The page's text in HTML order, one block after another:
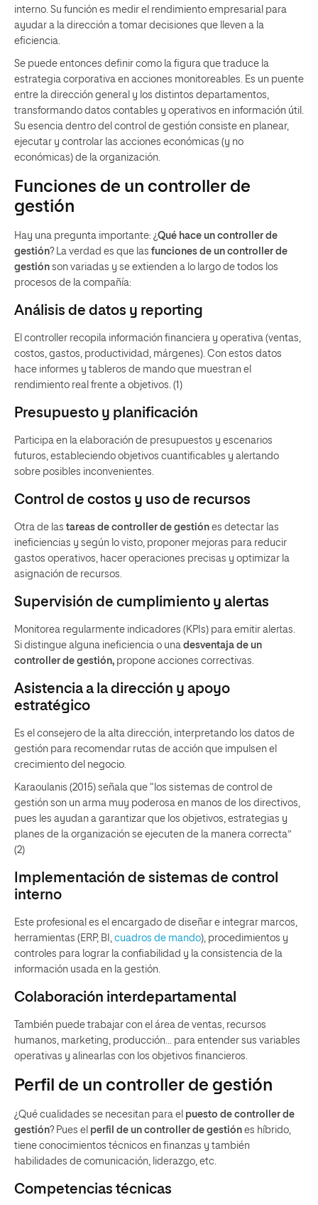
interno. Su función es medir el rendimiento empresarial para
ayudar a la dirección a tomar decisiones que lleven a la
eficiencia.
Se puede entonces definir como la figura que traduce la
estrategia corporativa en acciones monitoreables. Es un puente
entre la dirección general y los distintos departamentos,
transformando datos contables y operativos en información útil.
Su esencia dentro del control de gestión consiste en planear,
ejecutar y controlar las acciones económicas (y no
económicas) de la organización.
Funciones de un controller de
gestión
Hay una pregunta importante: ¿Qué hace un controller de
gestión? La verdad es que las funciones de un controller de
gestión son variadas y se extienden a lo largo de todos los
procesos de la compañía:
Análisis de datos y reporting
El controller recopila información financiera y operativa (ventas,
costos, gastos, productividad, márgenes). Con estos datos
hace informes y tableros de mando que muestran el
rendimiento real frente a objetivos. (1)
Presupuesto y planificación
Participa en la elaboración de presupuestos y escenarios
futuros, estableciendo objetivos cuantificables y alertando
sobre posibles inconvenientes.
Control de costos y uso de recursos
Otra de las tareas de controller de gestión es detectar las
ineficiencias y según lo visto, proponer mejoras para reducir
gastos operativos, hacer operaciones precisas y optimizar la
asignación de recursos.
Supervisión de cumplimiento y alertas
Monitorea regularmente indicadores (KPIs) para emitir alertas.
Si distingue alguna ineficiencia o una desventaja de un
controller de gestión, propone acciones correctivas.
Asistencia a la dirección y apoyo
estratégico
Es el consejero de la alta dirección, interpretando los datos de
gestión para recomendar rutas de acción que impulsen el
crecimiento del negocio.
Karaoulanis (2015) señala que “los sistemas de control de
gestión son un arma muy poderosa en manos de los directivos,
pues les ayudan a garantizar que los objetivos, estrategias y
planes de la organización se ejecuten de la manera correcta”
(2)
Implementación de sistemas de control
interno
Este profesional es el encargado de diseñar e integrar marcos,
herramientas (ERP, BI, cuadros de mando), procedimientos y
controles para lograr la confiabilidad y la consistencia de la
información usada en la gestión.
Colaboración interdepartamental
También puede trabajar con el área de ventas, recursos
humanos, marketing, producción… para entender sus variables
operativas y alinearlas con los objetivos financieros.
Perfil de un controller de gestión
¿Qué cualidades se necesitan para el puesto de controller de
gestión? Pues el perfil de un controller de gestión es híbrido,
tiene conocimientos técnicos en finanzas y también
habilidades de comunicación, liderazgo, etc.
Competencias técnicas